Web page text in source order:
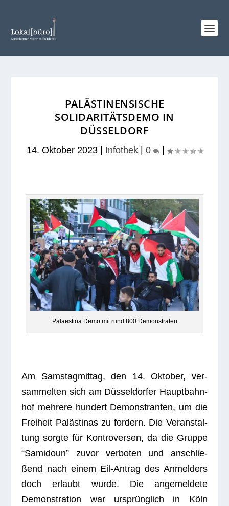
PALÄSTINENSISCHE
SOLIDARITÄTSDEMO IN
DÜSSELDORF
14. Oktober 2023| Infothek| 0 |
Palaes­tina Demo mit rund 800 Demonstraten
Am Sams­tag­mit­tag, den 14. Okto­ber, ver­
sam­mel­ten sich am Düs­sel­dor­fer Haupt­bahn­
hof meh­rere hun­dert Demons­tran­ten, um die
Frei­heit Paläs­ti­nas zu for­dern. Die Ver­an­stal­
tung sorgte für Kon­tro­ver­sen, da die Gruppe
“Sami­doun” zuvor ver­bo­ten und anschlie­
ßend nach einem Eil-Antrag des Anmel­ders
doch erlaubt wurde. Die ange­mel­dete
Demons­tra­tion war ursprüng­lich in Köln